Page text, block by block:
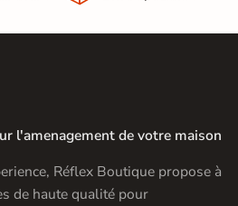
l'amenagement de votre maison
Réflex Boutique propose à
de haute qualité pour